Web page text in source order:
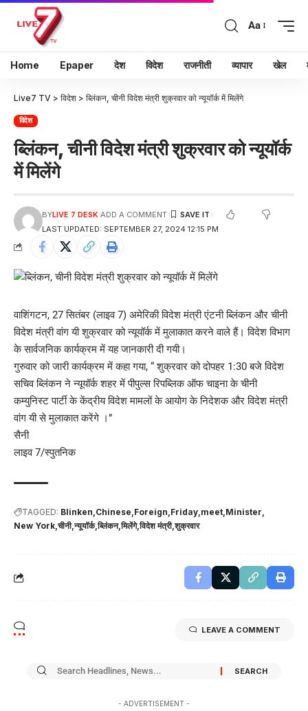
Aa
Home Epaper देश विदेश राजनीती व्यापार खेल
Live7 TV > विदेश > ब्लिंकन, चीनी विदेश मंत्री शुक्रवार को न्यूयॉर्क में मिलेंगे
विदेश
ब्लिंकन, चीनी विदेश मंत्री शुक्रवार को न्यूयॉर्क
में मिलेंगे
LAST UPDATED: SEPTEMBER 27, 2024 12:15 PM
BYLIVE 7 DESK ADD A COMMENT
वाशिंगटन, 27 सितंबर (लाइव 7) अमेरिकी विदेश मंत्री एंटनी ब्लिंकन और चीनी
विदेश मंत्री वांग यी शुक्रवार को न्यूयॉर्क में मुलाकात करने वाले हैं। विदेश विभाग
के सार्वजनिक कार्यक्रम में यह जानकारी दी गयी।
गुरुवार को जारी कार्यक्रम में कहा गया, “ शुक्रवार को दोपहर 1:30 बजे विदेश
सचिव ब्लिंकन ने न्यूयॉर्क शहर में पीपुल्स रिपब्लिक ऑफ चाइना के चीनी
कम्युनिस्ट पार्टी के केंद्रीय विदेश मामलों के आयोग के निदेशक और विदेश मंत्री
वांग यी से मुलाकात करेंगे ।”
सैनी
लाइव 7/स्पुतनिक
TAGGED: Blinken Chinese Foreign Friday meet Minister
New York चीनी न्यूयॉर्क ब्लिंकन मिलेंगे विदेश मंत्री शुक्रवार
LEAVE A COMMENT
- ADVERTISEMENT -